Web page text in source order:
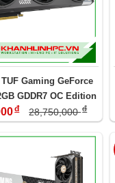
Gaming GeForce
GDDR7 OC Edition
O12G-GAMING)
đ 28,750,000đ